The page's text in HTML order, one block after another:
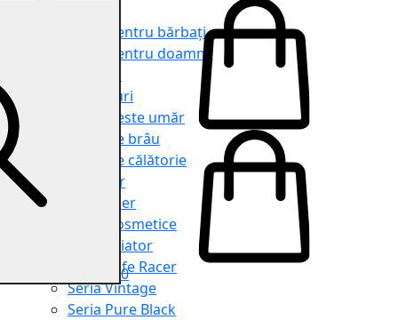
Genți pentru bărbați
Genți pentru doamne
Serviete
Rucsacuri
Genți peste umăr
Genți de brâu
Genți de călătorie
Shopper
Organiser
Truse cosmetice
Seria Aviator
Seria Cafe Racer
Seria Vintage
Seria Pure Black
0